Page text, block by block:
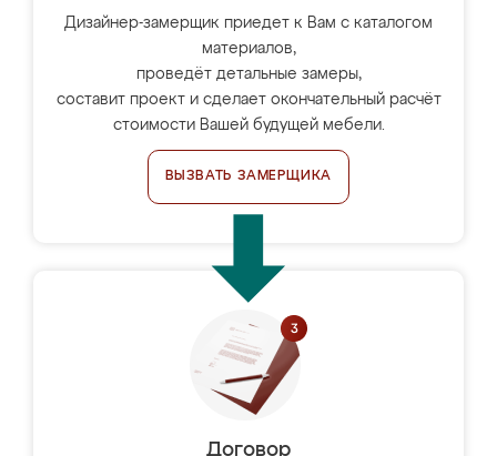
Дизайнер-замерщик приедет к Вам с каталогом
материалов,
проведёт детальные замеры,
составит проект и сделает окончательный расчёт
стоимости Вашей будущей мебели.
ВЫЗВАТЬ ЗАМЕРЩИКА
Договор